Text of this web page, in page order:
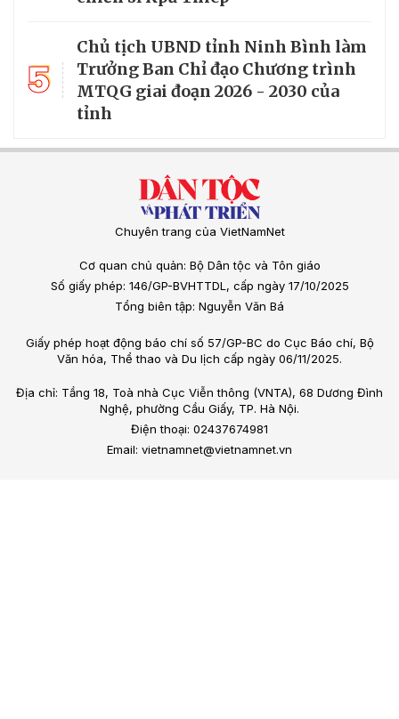
5
Chủ tịch UBND tỉnh Ninh Bình làm
Trưởng Ban Chỉ đạo Chương trình
MTQG giai đoạn 2026 - 2030 của
tỉnh
Chuyên trang của VietNamNet
Cơ quan chủ quản: Bộ Dân tộc và Tôn giáo
Số giấy phép: 146/GP-BVHTTDL, cấp ngày 17/10/2025
Tổng biên tập: Nguyễn Văn Bá
Giấy phép hoạt động báo chí số 57/GP-BC do Cục Báo chí, Bộ
Văn hóa, Thể thao và Du lịch cấp ngày 06/11/2025.
Địa chỉ: Tầng 18, Toà nhà Cục Viễn thông (VNTA), 68 Dương Đình
Nghệ, phường Cầu Giấy, TP. Hà Nội.
Điện thoại: 02437674981
Email: vietnamnet@vietnamnet.vn